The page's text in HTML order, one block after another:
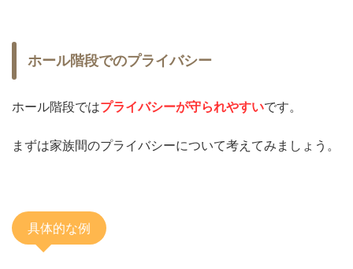
ホール階段でのプライバシー
ホール階段ではプライバシーが守られやすいです。
まずは家族間のプライバシーについて考えてみましょう。
具体的な例